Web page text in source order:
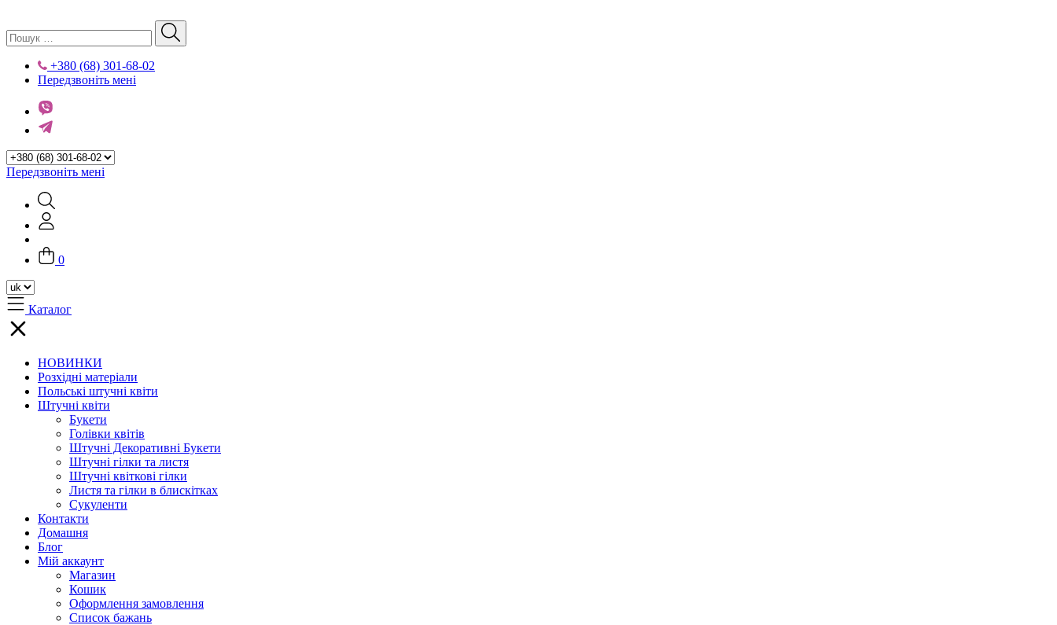
+380 (68) 301-68-02
Передзвоніть мені
Передзвоніть мені
0
Каталог
НОВИНКИ
Розхідні матеріали
Польські штучні квіти
Штучні квіти
Букети
Голівки квітів
Штучні Декоративні Букети
Штучні гілки та листя
Штучні квіткові гілки
Листя та гілки в блискітках
Сукуленти
Контакти
Домашня
Блог
Мій аккаунт
Магазин
Кошик
Оформлення замовлення
Список бажань